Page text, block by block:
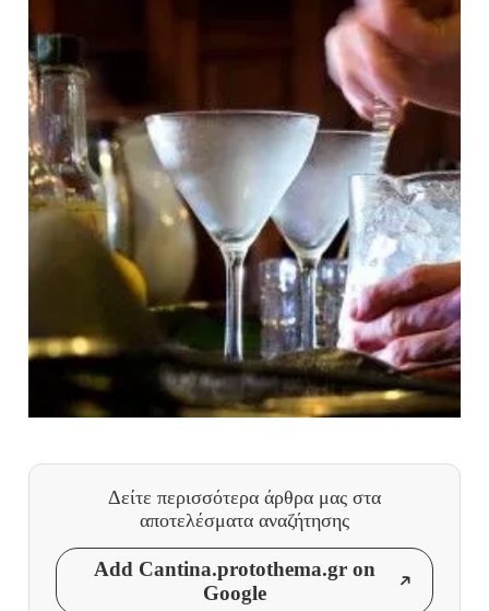
Δείτε περισσότερα άρθρα μας στα
αποτελέσματα αναζήτησης
Add Cantina.protothema.gr on
Google